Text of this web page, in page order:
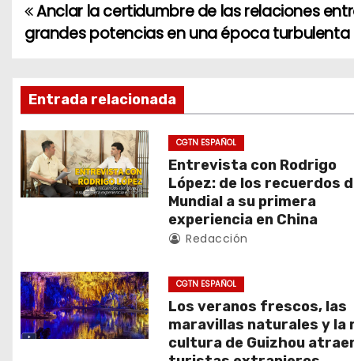
N
a
v
e
g
a
ó
n
d
Anclar la certidumbre de las relaciones
grandes potencias en una época turbulenta
Entrada relacionada
CGTN ESPAÑOL
Entrevista con Rodrigo
López: de los recuerdos
Mundial a su primera
experiencia en China
Redacción
CGTN ESPAÑOL
Los veranos frescos, las
maravillas naturales y la
cultura de Guizhou